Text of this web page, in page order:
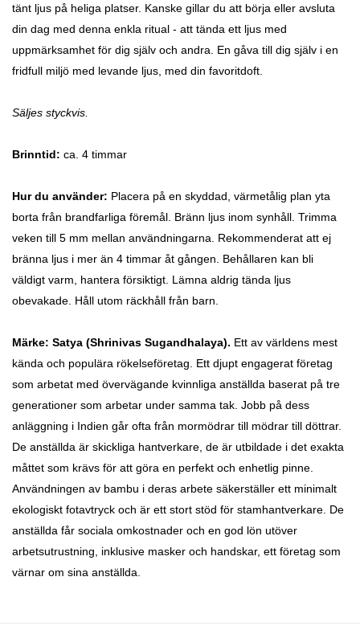
tänt ljus på heliga platser. Kanske gillar du att börja eller avsluta
din dag med denna enkla ritual - att tända ett ljus med
uppmärksamhet för dig själv och andra. En gåva till dig själv i en
fridfull miljö med levande ljus, med din favoritdoft.
Säljes styckvis.
Brinntid: ca. 4 timmar
Hur du använder: Placera på en skyddad, värmetålig plan yta
borta från brandfarliga föremål. Bränn ljus inom synhåll. Trimma
veken till 5 mm mellan användningarna. Rekommenderat att ej
bränna ljus i mer än 4 timmar åt gången. Behållaren kan bli
väldigt varm, hantera försiktigt. Lämna aldrig tända ljus
obevakade. Håll utom räckhåll från barn.
Märke: Satya (Shrinivas Sugandhalaya). Ett av världens mest
kända och populära rökelseföretag. Ett djupt engagerat företag
som arbetat med övervägande kvinnliga anställda baserat på tre
generationer som arbetar under samma tak. Jobb på dess
anläggning i Indien går ofta från mormödrar till mödrar till döttrar.
De anställda är skickliga hantverkare, de är utbildade i det exakta
måttet som krävs för att göra en perfekt och enhetlig pinne.
Användningen av bambu i deras arbete säkerställer ett minimalt
ekologiskt fotavtryck och är ett stort stöd för stamhantverkare. De
anställda får sociala omkostnader och en god lön utöver
arbetsutrustning, inklusive masker och handskar, ett företag som
värnar om sina anställda.